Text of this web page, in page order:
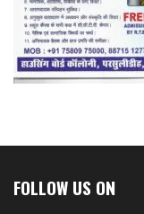
FOLLOW US ON